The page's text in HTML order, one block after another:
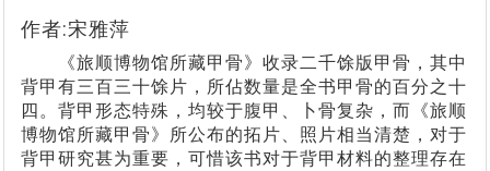
作者:宋雅萍
《旅顺博物馆所藏甲骨》收录二千馀版甲骨，其中
背甲有三百三十馀片，所佔数量是全书甲骨的百分之十
四。背甲形态特殊，均较于腹甲、卜骨复杂，而《旅顺
博物馆所藏甲骨》所公布的拓片、照片相当清楚，对于
背甲研究甚为重要，可惜该书对于背甲材料的整理存在